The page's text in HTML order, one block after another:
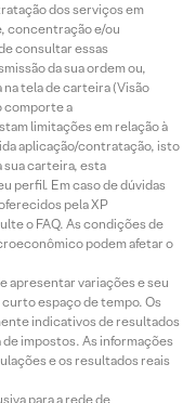
dos serviços em
concentração e/ou
consultar essas
da sua ordem ou,
tela de carteira (Visão
comporte a
limitações em relação à
aplicação/contratação, isto
sua carteira, esta
perfil. Em caso de dúvidas
pela XP
o FAQ. As condições de
podem afetar o
apresentar variações e seu
espaço de tempo. Os
indicativos de resultados
impostos. As informações
e os resultados reais
para a rede de